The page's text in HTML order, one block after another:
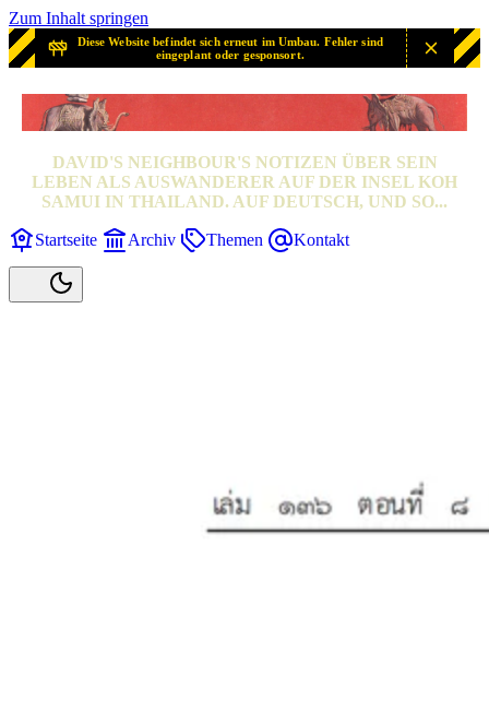
Zum Inhalt springen
Diese Website befindet sich erneut im Umbau. Fehler sind
eingeplant oder gesponsort.
SAMUI? SAMUI!
DAVID'S NEIGHBOUR'S NOTIZEN ÜBER SEIN
LEBEN ALS AUSWANDERER AUF DER INSEL KOH
SAMUI IN THAILAND. AUF DEUTSCH, UND SO...
Startseite Archiv Themen Kontakt